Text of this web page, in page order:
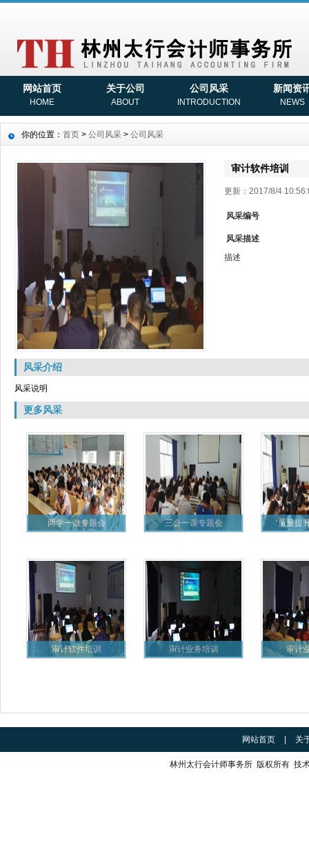
网站首页
HOME
关于公司
ABOUT
公司风采
INTRODUCTION
新闻资
NEWS
你的位置： 首页 > 公司风采 > 公司风采
审计软件培训
更新：2017/8/4
风采编号
风采描述
描述
风采介绍
风采说明
更多风采
两学一做专题会 三会一课专题会 “质量提
审计软件培训 审计业务培训 审计
网站首页 关
林州太行会计师事务所 版权所有 技